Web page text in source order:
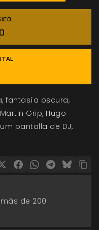
fantasía oscura
Martin Grip Hugo
pantalla de DJ
de 200